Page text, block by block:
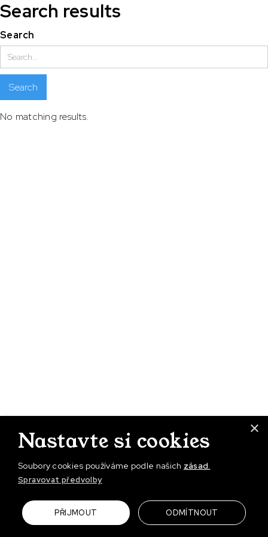
Search results
Search
No matching results.
×
Nastavte si cookies
Soubory cookies používáme podle našich zásad.
Spravovat předvolby
PŘIJMOUT ODMÍTNOUT